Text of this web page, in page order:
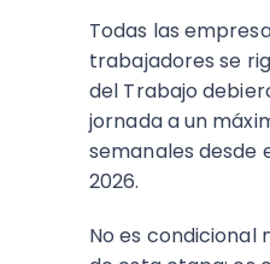
Todas las
trabajadores se
del Trabajo
jornada a un
semanales desde
2026.
No es condicional